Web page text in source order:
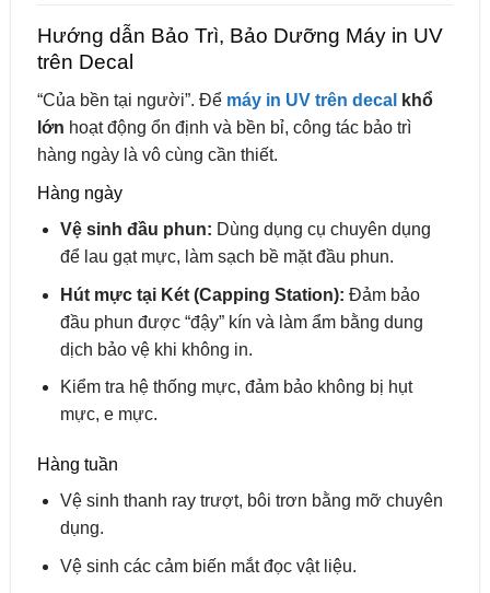
Hướng dẫn Bảo Trì, Bảo Dưỡng Máy in UV
trên Decal
“Của bền tại người”. Để máy in UV trên decal
khổ
lớn hoạt động ổn định và bền bỉ, công tác bảo trì
hàng ngày là vô cùng cần thiết.
Hàng ngày
Vệ sinh đầu phun: Dùng dụng cụ chuyên dụng
để lau gạt mực, làm sạch bề mặt đầu phun.
Hút mực tại Két (Capping Station): Đảm bảo
đầu phun được “đậy” kín và làm ẩm bằng dung
dịch bảo vệ khi không in.
Kiểm tra hệ thống mực, đảm bảo không bị hụt
mực, e mực.
Hàng tuần
Vệ sinh thanh ray trượt, bôi trơn bằng mỡ chuyên
dụng.
Vệ sinh các cảm biến mắt đọc vật liệu.